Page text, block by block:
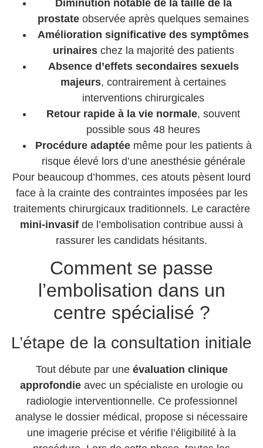
Diminution notable de la taille de la
prostate observée après quelques semaines
Amélioration significative des symptômes
urinaireschez la majorité des patients
Absence d’effets secondaires sexuels
majeurs, contrairement à certaines
interventions chirurgicales
Retour rapide à la vie normale, souvent
possible sous 48 heures
Procédure adaptéemême pour les patients à
risque élevé lors d’une anesthésie générale
Pour beaucoup d’hommes, ces atouts pèsent lourd
face à la crainte des contraintes imposées par les
traitements chirurgicaux traditionnels. Le caractère
mini-invasif de l’embolisation contribue aussi à
rassurer les candidats hésitants.
Comment se passe
l’embolisation dans un
centre spécialisé ?
L’étape de la consultation initiale
Tout débute par une évaluation clinique
approfondie avec un spécialiste en urologie ou
radiologie interventionnelle. Ce professionnel
analyse le dossier médical, propose si nécessaire
une imagerie précise et vérifie l’éligibilité à la